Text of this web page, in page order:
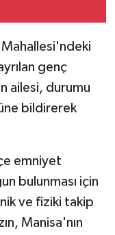
genç
ailesi, durumu
bildirerek
emniyet
bulunması için
ve fiziki takip
Manisa'nın